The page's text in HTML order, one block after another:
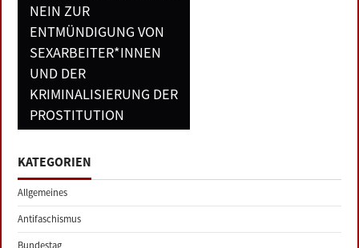
NEIN ZUR
ENTMÜNDIGUNG VON
SEXARBEITER*INNEN
UND DER
KRIMINALISIERUNG DER
PROSTITUTION
KATEGORIEN
Allgemeines
Antifaschismus
Bundestag